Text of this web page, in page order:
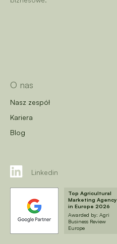
O nas
Nasz zespół
Kariera
Blog
Linkedin
Top Agricultural
Marketing Agency
in Europe 2026
Awarded by: Agri
Business Review
Europe